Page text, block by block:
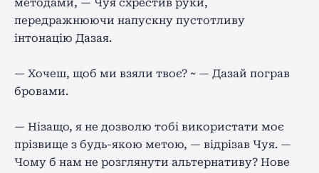
методами, — Чуя схрестив руки,
передражнюючи напускну пустотливу
інтонацію Дазая.
— Хочеш, щоб ми взяли твоє? ~ — Дазай пограв
бровами.
— Нізащо, я не дозволю тобі використати моє
прізвище з будь-якою метою, — відрізав Чуя. —
Чому б нам не розглянути альтернативу? Нове